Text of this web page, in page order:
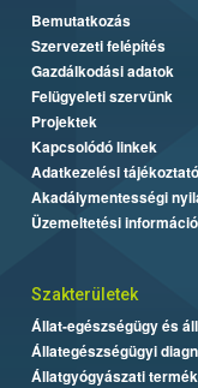
Bemutatkozás
Szervezeti felépítés
Gazdálkodási adatok
Felügyeleti szervünk
Projektek
Kapcsolódó linkek
Adatkezelési tájékoztató
Akadálymentességi
Üzemeltetési információ
Szakterületek
Állat-egészségügy és
Állategészségügyi
Állatgyógyászati